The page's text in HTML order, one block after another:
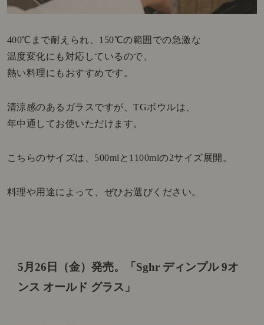
400℃まで耐えられ、150℃の範囲での急激な
温度変化にも対応しているので、
熱い料理にもおすすめです。
清涼感のあるガラスですが、TGボウルは、
年中通してお使いただけます。
こちらのサイズは、500mlと1100mlの2サイズ展開。
料理や用途によって、ぜひお選びください。
5月26日（金）発売。
「Sghr ディンプル 9オ
ンス オールド グラス」